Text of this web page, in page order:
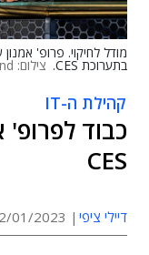
מודל לחיקוי. פרופ'
בתערוכת CES. צילום: MotorTrend
קהילת ה-IT
כבוד
CES
דיילי ציפי 01/2023 12:24